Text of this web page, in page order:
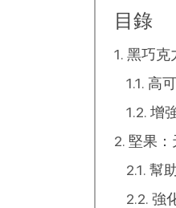
目錄
黑巧克
高
增
堅果
幫
強